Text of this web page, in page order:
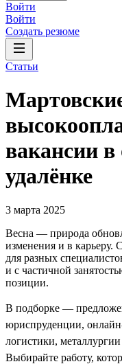
Войти
Войти
Создать резюме
Статьи
вакансии
удалёнке
3 марта 2025
Весна — природа
изменения и в карьеру.
для разных
и с частичной
позиции.
В подборке —
юриспруденции,
логистики,
Выбирайте работу,